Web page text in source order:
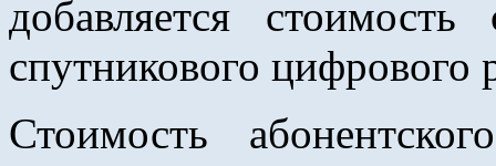
добавляется стоимость
спутникового цифрового
Стоимость